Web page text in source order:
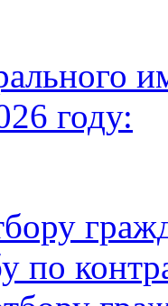
году:
по